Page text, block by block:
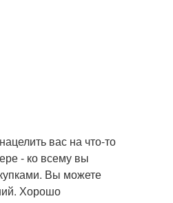
вас на что-то
- ко всему вы
Вы можете
Хорошо